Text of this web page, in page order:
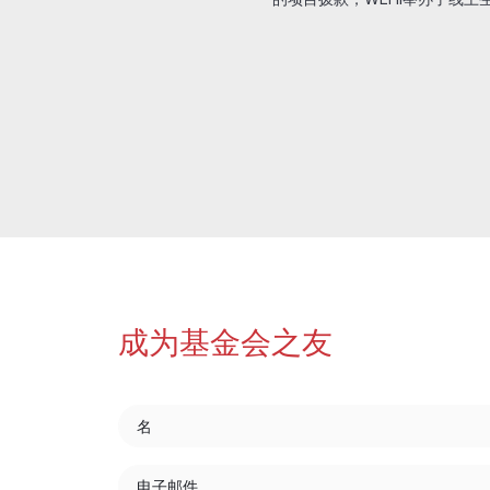
成为基金会之友
电子邮件